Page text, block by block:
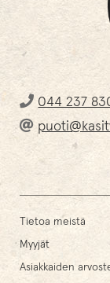
044 237
Tietoa meistä
Myyjät
Asiakkaiden